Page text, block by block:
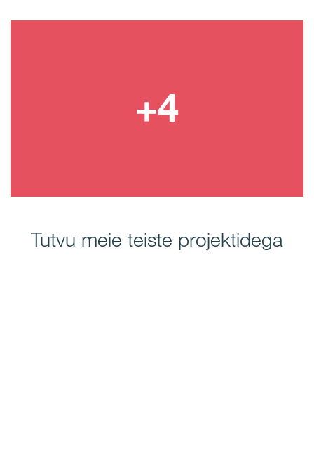
Tutvu meie teiste projektidega